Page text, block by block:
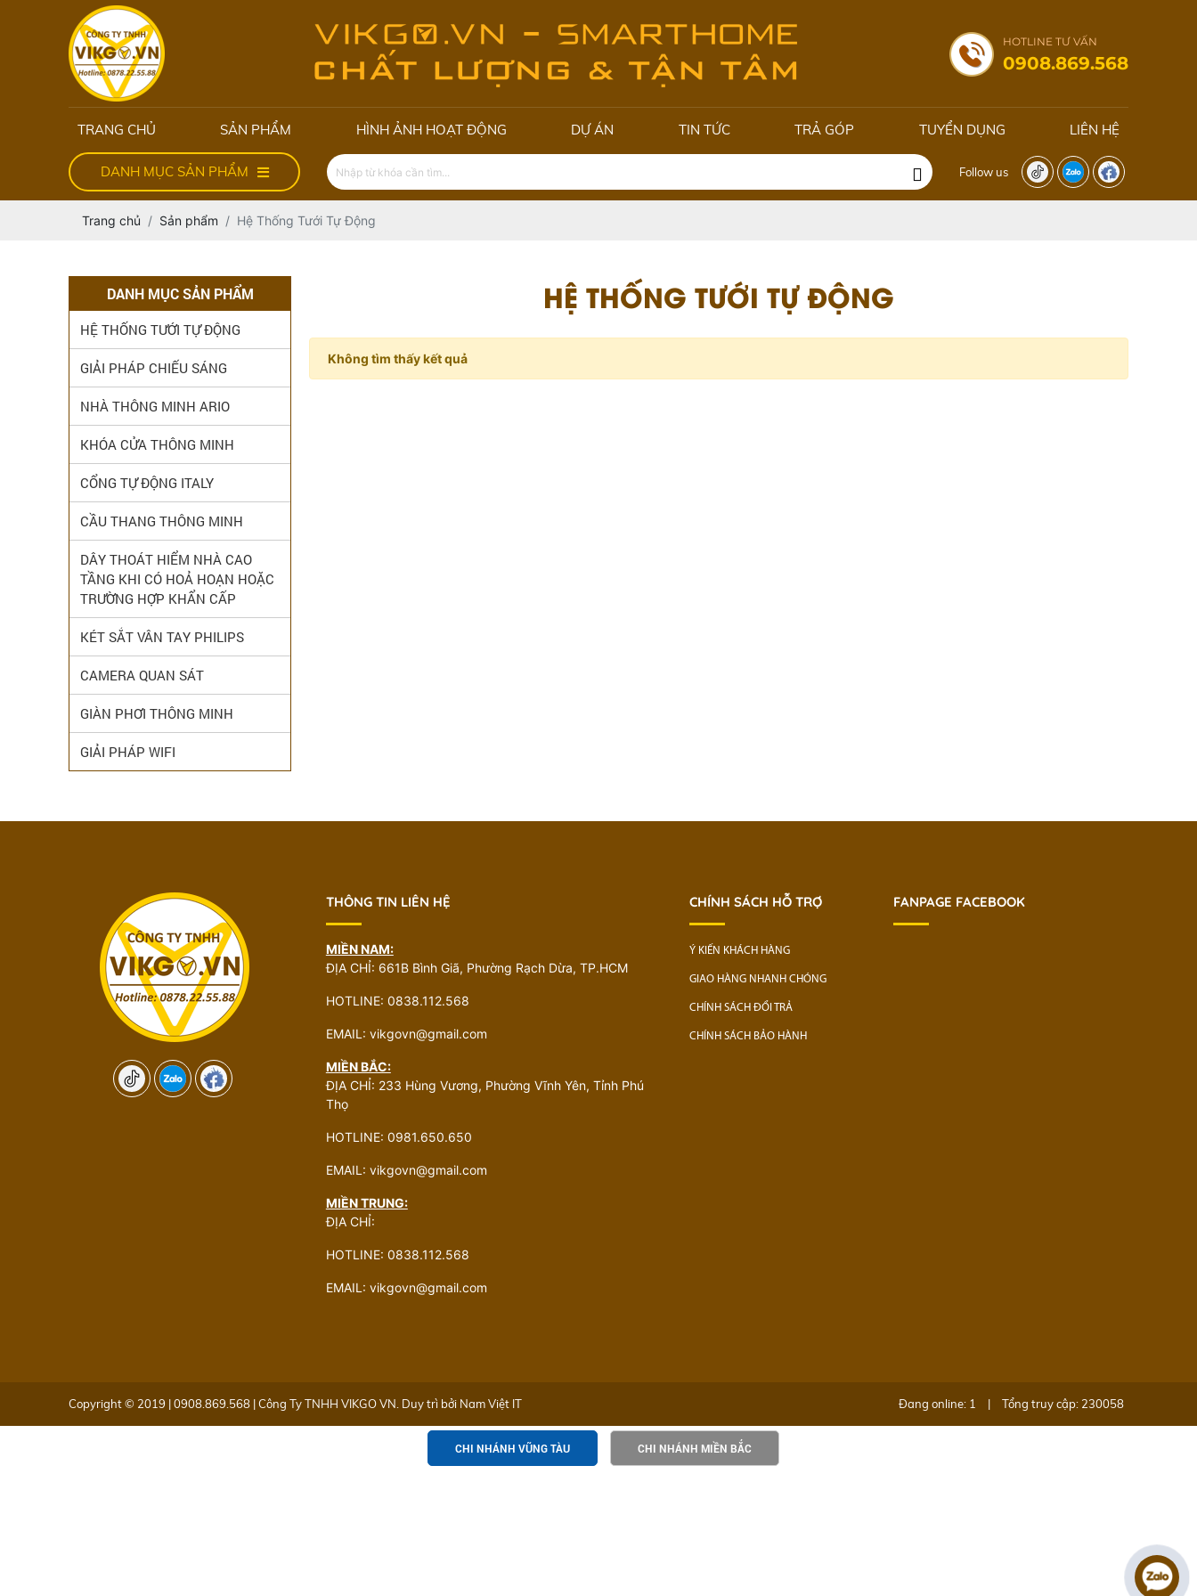
HOTLINE TƯ VẤN
0908.869.568
TRANG CHỦ SẢN PHẨM HÌNH ẢNH HOẠT ĐỘNG DỰ ÁN TIN TỨC TRẢ GÓP TUYỂN DỤNG LIÊN HỆ
DANH MỤC SẢN PHẨM Follow us
Trang chủ Sản phẩm Hệ Thống Tưới Tự Động
DANH MỤC SẢN PHẨM
HỆ THỐNG TƯỚI TỰ ĐỘNG
GIẢI PHÁP CHIẾU SÁNG
NHÀ THÔNG MINH ARIO
KHÓA CỬA THÔNG MINH
CỔNG TỰ ĐỘNG ITALY
CẦU THANG THÔNG MINH
DÂY THOÁT HIỂM NHÀ CAO
TẦNG KHI CÓ HOẢ HOẠN HOẶC
TRƯỜNG HỢP KHẨN CẤP
KÉT SẮT VÂN TAY PHILIPS
CAMERA QUAN SÁT
GIÀN PHƠI THÔNG MINH
GIẢI PHÁP WIFI
HỆ THỐNG TƯỚI TỰ ĐỘNG
Không tìm thấy kết quả
THÔNG TIN LIÊN HỆ
MIỀN NAM:
ĐỊA CHỈ: 661B Bình Giã, Phường Rạch Dừa, TP.HCM
HOTLINE: 0838.112.568
EMAIL: vikgovn@gmail.com
MIỀN BẮC:
ĐỊA CHỈ: 233 Hùng Vương, Phường Vĩnh Yên, Tỉnh Phú
Thọ
HOTLINE: 0981.650.650
EMAIL: vikgovn@gmail.com
MIỀN TRUNG:
ĐỊA CHỈ:
HOTLINE: 0838.112.568
EMAIL: vikgovn@gmail.com
CHÍNH SÁCH HỖ TRỢ
Ý KIẾN KHÁCH HÀNG
GIAO HÀNG NHANH CHÓNG
CHÍNH SÁCH ĐỔI TRẢ
CHÍNH SÁCH BẢO HÀNH
FANPAGE FACEBOOK
Copyright © 2019 | 0908.869.568 | Công Ty TNHH VIKGO VN. Duy trì bởi Nam Việt IT Đang online: 1 | Tổng truy cập: 230058
CHI NHÁNH VŨNG TÀU CHI NHÁNH MIỀN BẮC